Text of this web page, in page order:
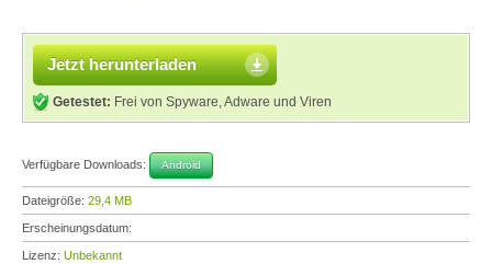
Jetzt herunterladen
Getestet: Frei von Spyware, Adware und Viren
Verfügbare Downloads: Android
Dateigröße: 29,4 MB
Erscheinungsdatum:
Lizenz: Unbekannt